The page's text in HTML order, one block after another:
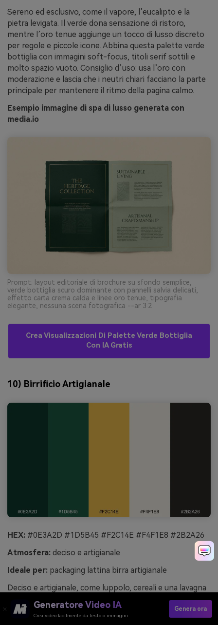
Sereno ed esclusivo, come il vapore, l’eucalipto e la
pietra levigata. Il verde dona sensazione di ristoro,
mentre l’oro tenue aggiunge un tocco di lusso discreto
per regole e piccole icone. Abbina questa palette verde
bottiglia con immagini soft-focus, titoli serif sottili e
molto spazio vuoto. Consiglio d’uso: usa l’oro con
moderazione e lascia che i neutri chiari facciano la parte
principale per mantenere il ritmo della pagina calmo.
Esempio immagine di spa di lusso generata con
media.io
Prompt: layout editoriale di brochure su sfondo semplice,
verde bottiglia scuro dominante con pannelli salvia delicati,
effetto carta crema calda e linee oro tenue, tipografia
elegante, nessuna scena fotografica --ar 3:2
Crea Visualizzazioni Di Palette Verde Bottiglia
Con IA Gratis
10) Birrificio Artigianale
HEX: #0E3A2D #1D5B45 #F2C14E #F4F1E8 #2B2A26
Atmosfera: deciso e artigianale
Ideale per: packaging lattina birra artigianale
Deciso e artigianale, come luppolo, cereali e una lavagna
da taproom. Questa palette verde bottiglia si distingue
subito grazie al giallo oro, bilanciato da bianco caldo e
inchiostro scuro. Accostalo a badge stile timbro e
Generatore Video IA
Crea video facilmente da testo o immagini
Genera ora